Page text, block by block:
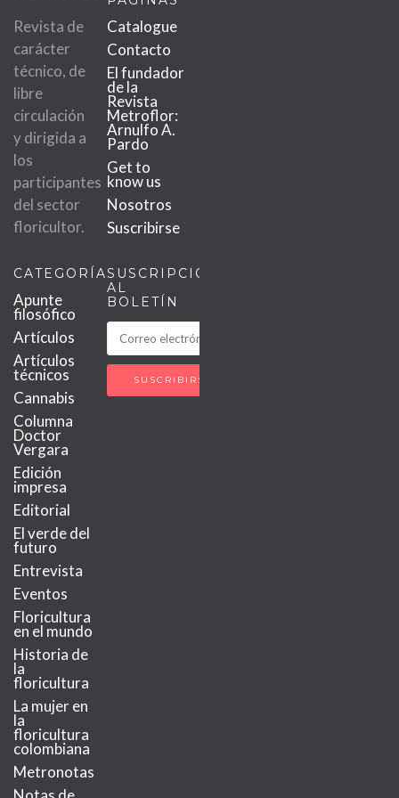
Revista de
carácter
técnico, de
libre
circulación
y dirigida a
los
participantes
del sector
floricultor.
Catalogue
Contacto
El fundador
de la
Revista
Metroflor:
Arnulfo A.
Pardo
Get to
know us
Nosotros
Suscribirse
CATEGORÍAS
Apunte
filosófico
Artículos
Artículos
técnicos
Cannabis
Columna
Doctor
Vergara
Edición
impresa
Editorial
El verde del
futuro
Entrevista
Eventos
Floricultura
en el mundo
Historia de
la
floricultura
La mujer en
la
floricultura
colombiana
Metronotas
SUSCRIPCIÓN
AL
BOLETÍN